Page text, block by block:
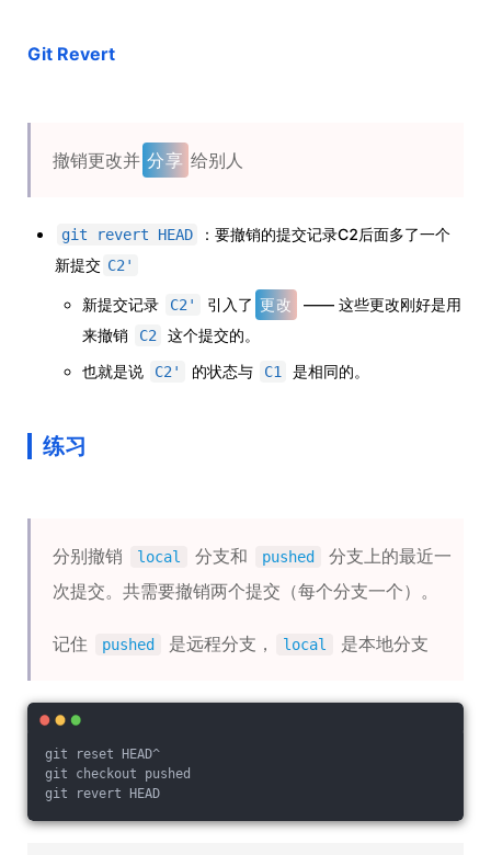
Git Revert
撤销更改并 分享 给别人
git revert HEAD
：要撤销的提交记录C2后面多了一个
新提交 C2'
新提交记录 C2' 引入了 更改
—— 这些更改刚好是用
来撤销
C2
这个提交的。
也就是说
C2' 的状态与 C1 是相同的。
练习
分别撤销 local 分支和 pushed
分支上的最近一
次提交。共需要撤销两个提交（每个分支一个）。
记住 pushed 是远程分支， local 是本地分支
git reset HEAD^
git checkout pushed
git revert HEAD